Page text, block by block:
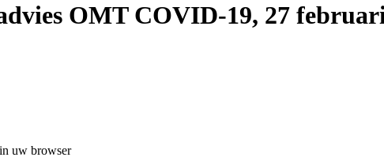
OMT COVID-19, 27
uw browser